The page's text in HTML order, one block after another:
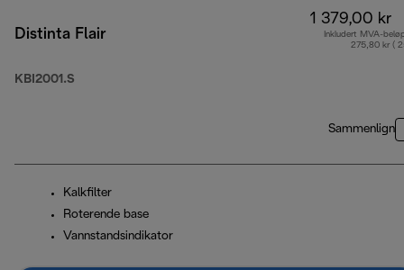
Distinta Flair
KBI2001.S
1 379,00 kr
Inkludert MVA-
275,80 kr (
Sammenlign
Kalkfilter
Roterende base
Vannstandsindikator